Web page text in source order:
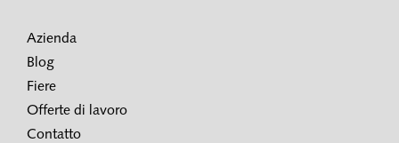
Azienda
Blog
Fiere
Offerte di lavoro
Contatto